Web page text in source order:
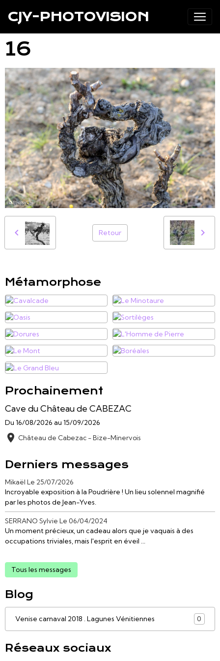
CJY-PHOTOVISION
16
Retour
Métamorphose
Prochainement
Cave du Château de CABEZAC
Du 16/08/2026 au 15/09/2026
Château de Cabezac - Bize-Minervois
Derniers messages
Mikaël Le 25/07/2026
Incroyable exposition à la Poudrière ! Un lieu solennel magnifié
par les photos de Jean-Yves.
SERRANO Sylvie Le 06/04/2024
Un moment précieux, un cadeau alors que je vaquais à des
occupations triviales, mais l'esprit en éveil ...
Tous les messages
Blog
Venise carnaval 2018 . Lagunes Vénitiennes 0
Réseaux sociaux